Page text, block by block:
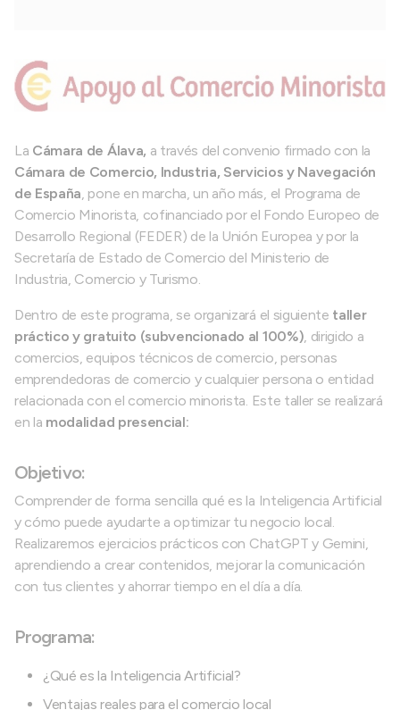
La Cámara de Álava, a través del convenio firmado con la
Cámara de Comercio, Industria, Servicios y Navegación
de España, pone en marcha, un año más, el Programa de
Comercio Minorista, cofinanciado por el Fondo Europeo de
Desarrollo Regional (FEDER) de la Unión Europea y por la
Secretaría de Estado de Comercio del Ministerio de
Industria, Comercio y Turismo.
Dentro de este programa, se organizará el siguiente taller
práctico y gratuito (subvencionado al 100%), dirigido a
comercios, equipos técnicos de comercio, personas
emprendedoras de comercio y cualquier persona o entidad
relacionada con el comercio minorista. Este taller se realizará
en la modalidad presencial:
Objetivo:
Comprender de forma sencilla qué es la Inteligencia Artificial
y cómo puede ayudarte a optimizar tu negocio local.
Realizaremos ejercicios prácticos con ChatGPT y Gemini,
aprendiendo a crear contenidos, mejorar la comunicación
con tus clientes y ahorrar tiempo en el día a día.
Programa:
¿Qué es la Inteligencia Artificial?
Ventajas reales para el comercio local